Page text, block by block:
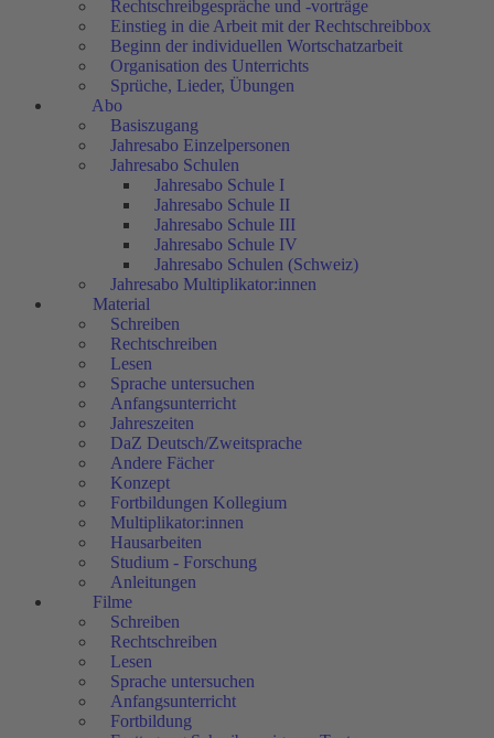
Rechtschreibgespräche und -vorträge
Einstieg in die Arbeit mit der Rechtschreibbox
Beginn der individuellen Wortschatzarbeit
Organisation des Unterrichts
Sprüche, Lieder, Übungen
Abo
Basiszugang
Jahresabo Einzelpersonen
Jahresabo Schulen
Jahresabo Schule I
Jahresabo Schule II
Jahresabo Schule III
Jahresabo Schule IV
Jahresabo Schulen (Schweiz)
Jahresabo Multiplikator:innen
Material
Schreiben
Rechtschreiben
Lesen
Sprache untersuchen
Anfangsunterricht
Jahreszeiten
DaZ Deutsch/Zweitsprache
Andere Fächer
Konzept
Fortbildungen Kollegium
Multiplikator:innen
Hausarbeiten
Studium - Forschung
Anleitungen
Filme
Schreiben
Rechtschreiben
Lesen
Sprache untersuchen
Anfangsunterricht
Fortbildung